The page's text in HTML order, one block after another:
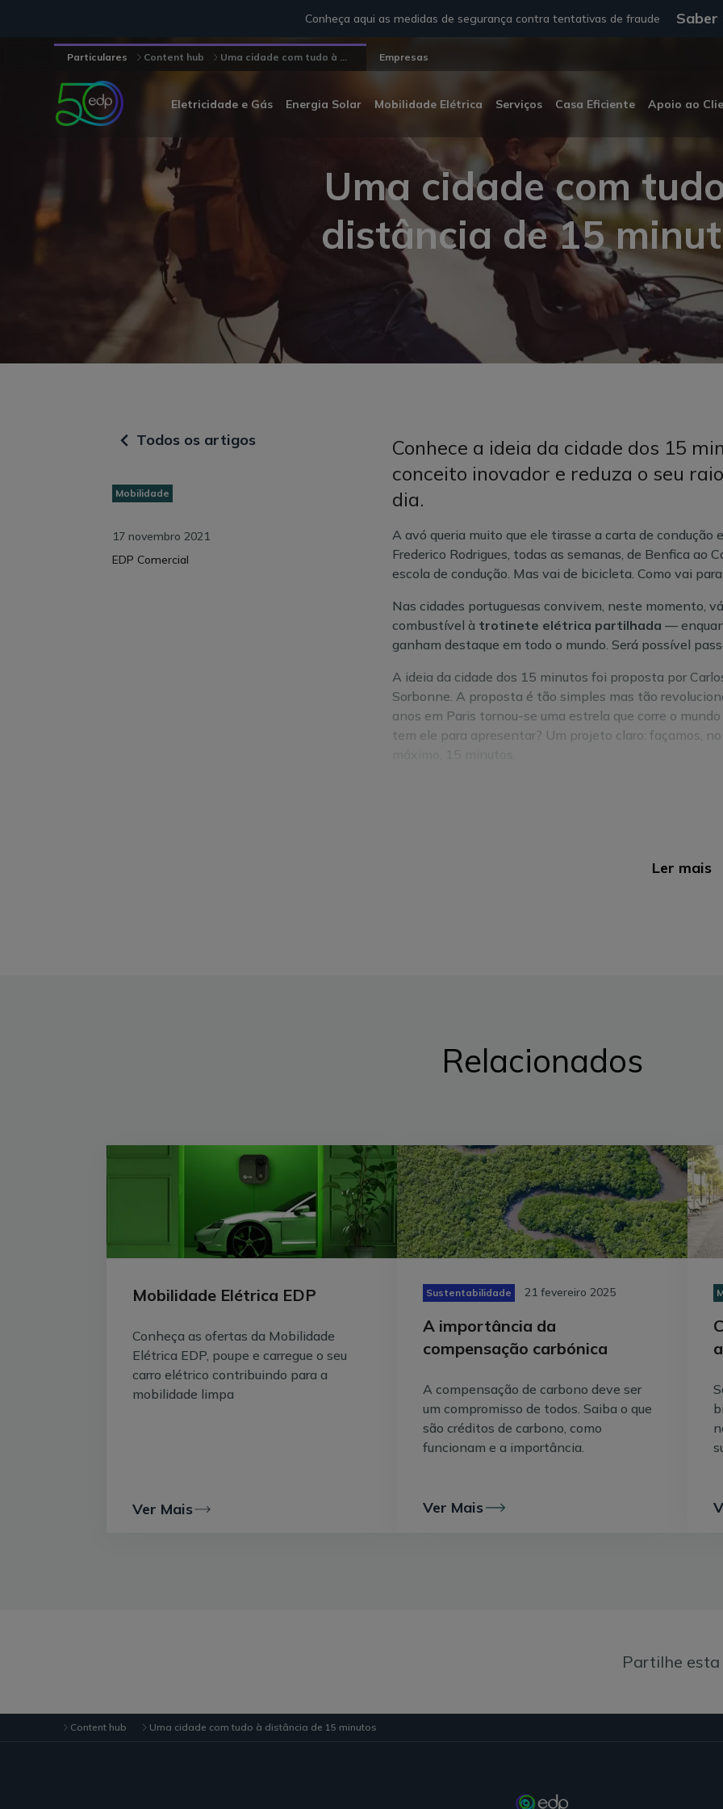
Conheça aqui as medidas de segurança contra tentativas de fraude Saber
Particulares Content hub Uma cidade com tudo à ... Empresas
Eletricidade e Gás Energia Solar Mobilidade Elétrica Serviços Casa Eficiente Apoio ao
Uma cidade com
distância de 15
Todos os artigos
Mobilidade
17 novembro 2021
EDP Comercial
Conhece a ideia da cidade dos 15
conceito inovador e reduza o seu
dia.
A avó queria muito que ele tirasse a carta de condução
Frederico Rodrigues, todas as semanas, de Benfica ao
escola de condução. Mas vai de bicicleta. Como vai
Nas cidades portuguesas convivem, neste momento,
combustível à trotinete elétrica partilhada —
ganham destaque em todo o mundo. Será possível
A ideia da cidade dos 15 minutos foi proposta por
Sorbonne. A proposta é tão simples mas tão
anos em Paris tornou-se uma estrela que corre o
tem ele para apresentar? Um projeto claro: façamos,
vindo a aplicar políticas e transformações no mapa de
de quilómetros cicláveis e o número de ciclistas, em
O aumento destas infraestruturas fez disparar em 67%
passeio, mas para realizar as funções do dia-a-dia:
ter acesso a serviços de saúde.
A cidade dos 15 minutos não se faz só de
escolas ao fim de semana para acolherem atividades
espaços comerciais e alugá-los por preços abaixo dos
Quando o carro é indispensável
Ler mais
Relacionados
Mobilidade Elétrica EDP
Conheça as ofertas da Mobilidade
Elétrica EDP, poupe e carregue o seu
carro elétrico contribuindo para a
mobilidade limpa
Ver Mais
Sustentabilidade 21 fevereiro 2025
A importância da
compensação carbónica
A compensação de carbono deve ser
um compromisso de todos. Saiba o que
são créditos de carbono, como
funcionam e a importância.
Ver Mais
Partilhe
Content hub Uma cidade com tudo à distância de 15 minutos